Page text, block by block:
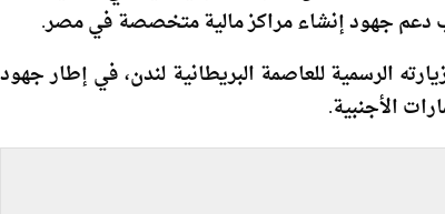
الرسمية للعاصمة البريطانية لندن، في إطار جهود
الأجنبية.